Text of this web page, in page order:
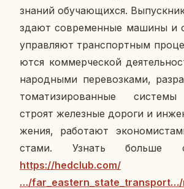
знаний обу­ча­ю­щих­ся.
зда­ют со­вре­мен­ные машины и
управ­ля­ют транс­порт­ным
ют­ся ком­мер­че­ской
на­род­ны­ми пе­ре­воз­ка­ми,
то­ма­ти­зи­ро­ван­ные си­сте­мы
строят же­лез­ные дороги и
же­ния, ра­бо­та­ют
ста­ми. Узнать
https://hedclub.com/
…/